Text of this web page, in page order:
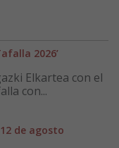
2026’
Elkartea con el
con...
de agosto